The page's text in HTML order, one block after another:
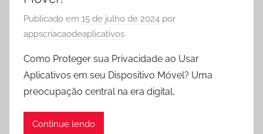
Publicado em 15 de julho de 2024 por
appscriacaodeaplicativos
Como Proteger sua Privacidade ao Usar
Aplicativos em seu Dispositivo Móvel? Uma
preocupação central na era digital,
Continue lendo